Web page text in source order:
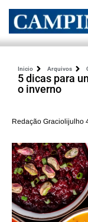
Inicio Arquivos
5 dicas para
o inverno
Redação Graciolijulho